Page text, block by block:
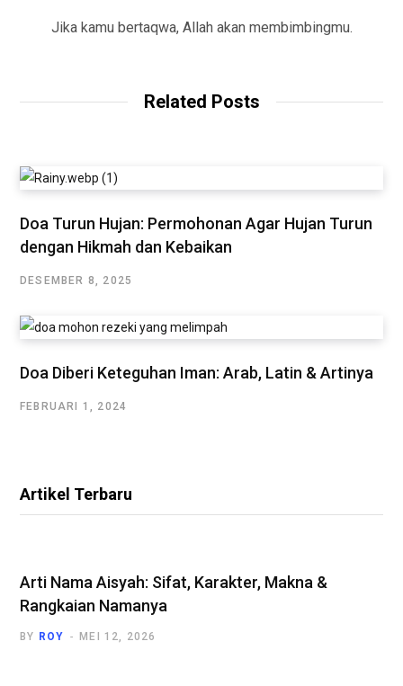
Jika kamu bertaqwa, Allah akan membimbingmu.
Related Posts
Doa Turun Hujan: Permohonan Agar Hujan Turun
dengan Hikmah dan Kebaikan
DESEMBER 8, 2025
Doa Diberi Keteguhan Iman: Arab, Latin & Artinya
FEBRUARI 1, 2024
Artikel Terbaru
Arti Nama Aisyah: Sifat, Karakter, Makna &
Rangkaian Namanya
BY ROY MEI 12, 2026